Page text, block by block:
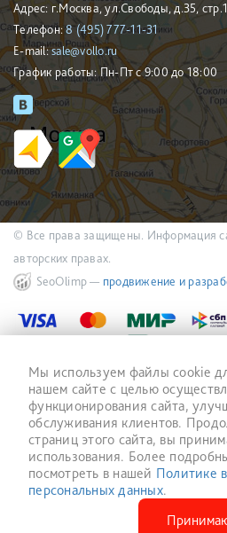
Адрес: г.Москва, ул.Свободы, д.35,
Телефон:8 (495) 777-11-31
E-mail:sale@vollo.ru
График работы: Пн-Пт с 9:00 до 18:00
© Все права защищены. Информация
авторских правах.
SeoOlimp — продвижение и
Политика конфиденциальности
Мы используем файлы cookie
нашем сайте с целью
функционирования сайта,
обслуживания клиентов.
страниц этого сайта, вы
использования. Более
посмотреть в нашей Политике
персональных данных.